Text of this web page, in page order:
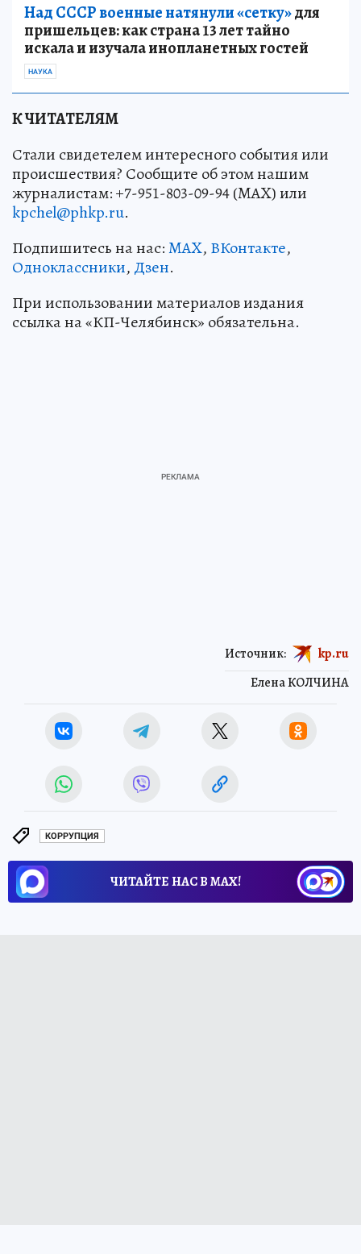
Над СССР военные натянули «сетку»для
пришельцев: как страна 13 лет тайно
искала и изучала инопланетных гостей
НАУКА
К ЧИТАТЕЛЯМ
Стали свидетелем интересного события или
происшествия? Сообщите об этом нашим
журналистам: +7-951-803-09-94 (MAX) или
kpchel@phkp.ru.
Подпишитесь на нас:MAX, ВКонтакте,
Одноклассники, Дзен.
При использовании материалов издания
ссылка на «КП-Челябинск» обязательна.
Елена КОЛЧИНА
Источник: kp.ru
КОРРУПЦИЯ
ЧИТАЙТЕ НАС В МАХ!